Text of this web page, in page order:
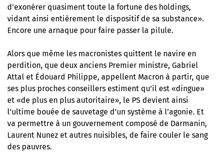
d’exonérer quasiment toute la fortune des holdings,
vidant ainsi entièrement le dispositif de sa substance».
Encore une arnaque pour faire passer la pilule.
Alors que même les macronistes quittent le navire en
perdition, que deux anciens Premier ministre, Gabriel
Attal et Édouard Philippe, appellent Macron à partir, que
ses plus proches conseillers estiment qu’il est «dingue»
et «de plus en plus autoritaire», le PS devient ainsi
l’ultime bouée de sauvetage d’un système à l’agonie. Et
va permettre à un gouvernement composé de Darmanin,
Laurent Nunez et autres nuisibles, de faire couler le sang
des pauvres.